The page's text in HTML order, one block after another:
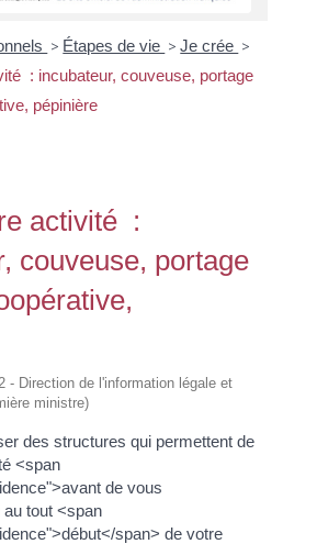
> Étapes de vie > Je crée >
: incubateur, couveuse, portage
pépinière
activité :
couveuse, portage
- Direction de l'information légale et
ministre)
des structures qui permettent de
<span
de vous
tout <span
span> de votre